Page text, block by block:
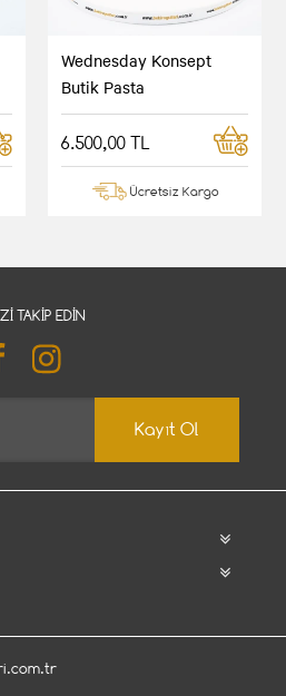
Wednesday Konsept
Butik Pasta
6.500,00 TL
Ücretsiz Kargo
TAKIP EDIN
Kayıt Ol